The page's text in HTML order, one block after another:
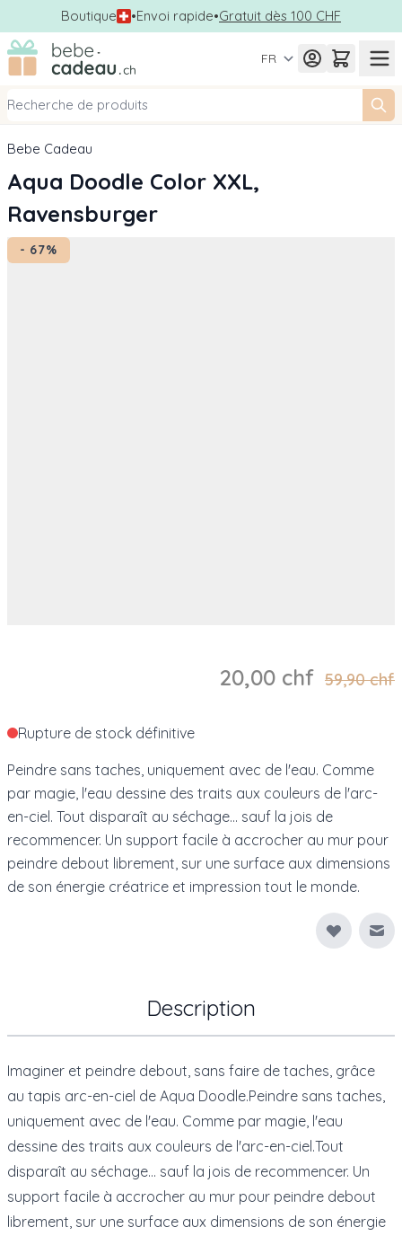
Boutique •Envoi rapide•Gratuit dès 100 CHF
Allez au contenu
FR
Bebe Cadeau
Aqua Doodle Color XXL,
Ravensburger
- 67%
59,90 chf
20,00 chf
Rupture de stock définitive
Peindre sans taches, uniquement avec de l'eau. Comme
par magie, l'eau dessine des traits aux couleurs de l'arc-
en-ciel. Tout disparaît au séchage... sauf la jois de
recommencer. Un support facile à accrocher au mur pour
peindre debout librement, sur une surface aux dimensions
de son énergie créatrice et impression tout le monde.
Description
Imaginer et peindre debout, sans faire de taches, grâce
au tapis arc-en-ciel de Aqua Doodle.Peindre sans taches,
uniquement avec de l'eau. Comme par magie, l'eau
dessine des traits aux couleurs de l'arc-en-ciel.Tout
disparaît au séchage... sauf la jois de recommencer. Un
support facile à accrocher au mur pour peindre debout
librement, sur une surface aux dimensions de son énergie